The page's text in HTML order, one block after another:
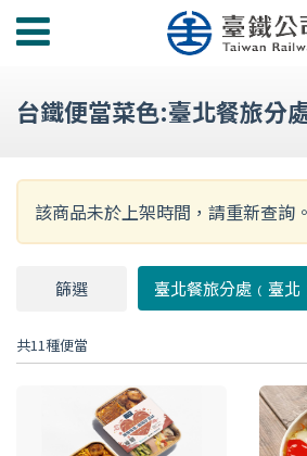
功
單
台鐵便當菜色:臺北餐旅分
該商品未於上架時間，請重新查詢。
篩選 臺北餐旅分處﹙臺北
共11種便當